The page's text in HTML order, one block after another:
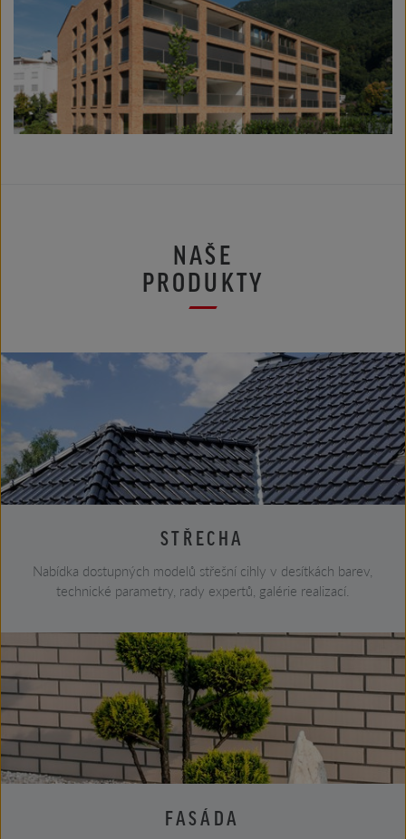
NAŠE
PRODUKTY
STŘECHA
Nabídka dostupných modelů střešní cihly v desítkách barev,
technické parametry, rady expertů, galérie realizací.
FASÁDA